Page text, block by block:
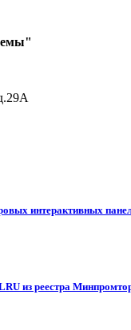
интерактивных
из реестра